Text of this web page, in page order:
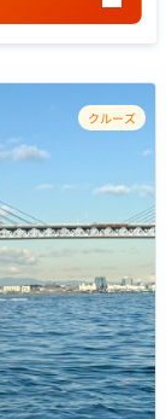
クルーズ